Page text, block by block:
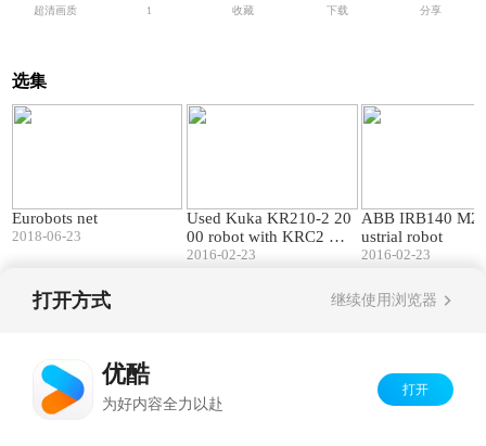
超清画质 1 收藏 下载 分享
选集
Eurobots net
2018-06-23
Used Kuka KR210-2 20
00 robot with KRC2 %2
B KL1500-2 linear track
2016-02-23
ABB IRB140
ustrial robot
2016-02-23
打开方式 继续使用浏览器
优酷
为好内容全力以赴
打开